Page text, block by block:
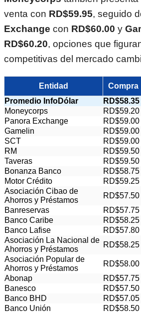
venta con RD$59.95, seguido
Exchange con RD$60.00 y
RD$60.20, opciones que
competitivas del mercado
Entidad Compra
Promedio InfoDólar
RD$58.35
Moneycorps
RD$59.20
Panora Exchange
RD$59.00
Gamelin
RD$59.00
SCT
RD$59.00
RM
RD$59.50
Taveras
RD$59.50
Bonanza Banco
RD$58.75
Motor Crédito
RD$59.25
Asociación Cibao de
Ahorros y Préstamos
RD$57.50
Banreservas
RD$57.75
Banco Caribe
RD$58.25
Banco Lafise
RD$57.80
Asociación La Nacional de
Ahorros y Préstamos
RD$58.25
Asociación Popular de
Ahorros y Préstamos
RD$58.00
Abonap
RD$57.75
Banesco
RD$57.50
Banco BHD
RD$57.05
Banco Unión
RD$58.50